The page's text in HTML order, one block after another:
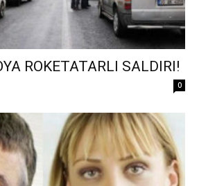
ROKETATARLI SALDIRI!
0